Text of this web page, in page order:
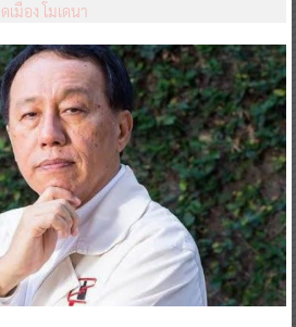
เมือง โมเดนา